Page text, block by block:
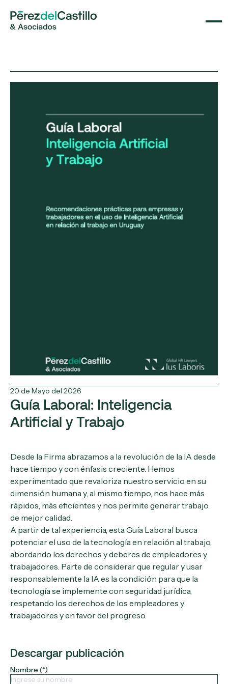
20 de Mayo del 2026
Guía Laboral: Inteligencia
Artificial y Trabajo
Desde la Firma abrazamos a la revolución de la IA desde
hace tiempo y con énfasis creciente. Hemos
experimentado que revaloriza nuestro servicio en su
dimensión humana y, al mismo tiempo, nos hace más
rápidos, más eficientes y nos permite generar trabajo
de mejor calidad.
A partir de tal experiencia, esta Guía Laboral busca
potenciar el uso de la tecnología en relación al trabajo,
abordando los derechos y deberes de empleadores y
trabajadores. Parte de considerar que regular y usar
responsablemente la IA es la condición para que la
tecnología se implemente con seguridad jurídica,
respetando los derechos de los empleadores y
trabajadores y en favor del progreso.
Descargar publicación
Nombre (*)